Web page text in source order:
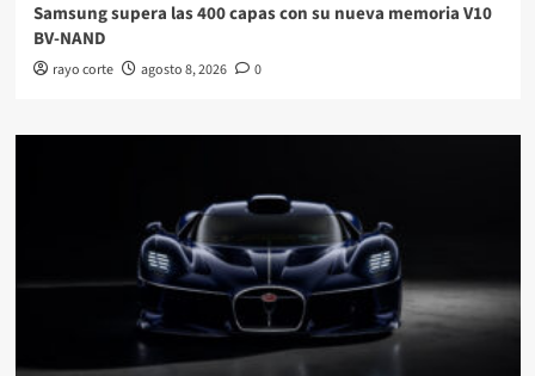
Samsung supera las 400 capas con su nueva memoria V10
BV-NAND
rayo corte agosto 8, 2026 0